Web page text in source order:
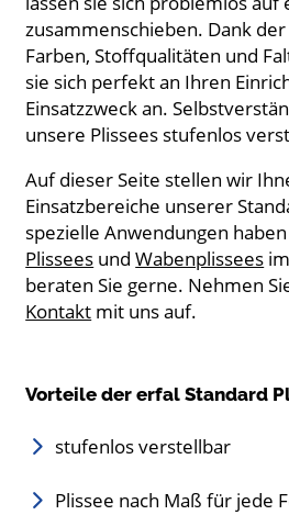
zusammenschieben. Dank
Farben, Stoffqualitäten und
sie sich perfekt an Ihren
Einsatzzweck an.
unsere Plissees stufenlos
Auf dieser Seite stellen wir
Einsatzbereiche unserer
spezielle Anwendungen
Plissees undWabenplissees
beraten Sie gerne. Nehmen
Kontakt mit uns auf.
Vorteile der erfal Standard
stufenlos verstellbar
Plissee nach Maß für jede